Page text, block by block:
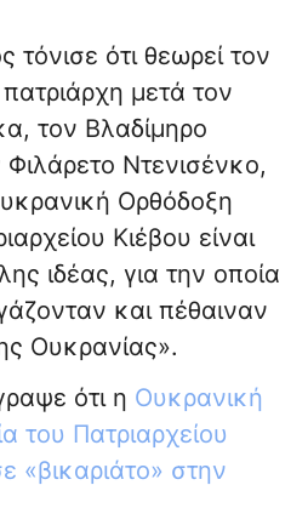
τόνισε ότι θεωρεί τον
μετά τον
τον Βλαδίμηρο
Ντενισένκο,
Ορθόδοξη
Κιέβου είναι
ιδέας, για την οποία
και πέθαιναν
Ουκρανίας».
ότι η Ουκρανική
του Πατριαρχείου
«βικαριάτο» στην